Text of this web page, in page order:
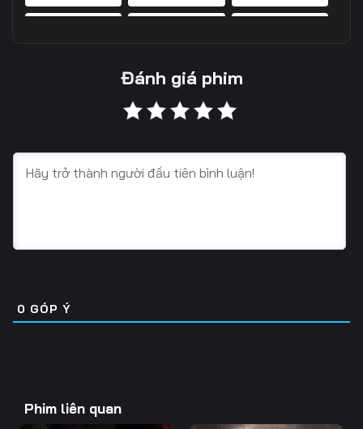
Tập 17
Tập 22 Tập 23
Đánh giá phim
0 GÓP Ý
Phim liên quan